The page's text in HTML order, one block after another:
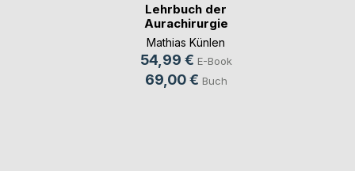
Lehrbuch der
Aurachirurgie
Mathias Künlen
54,99 € E-Book
69,00 € Buch